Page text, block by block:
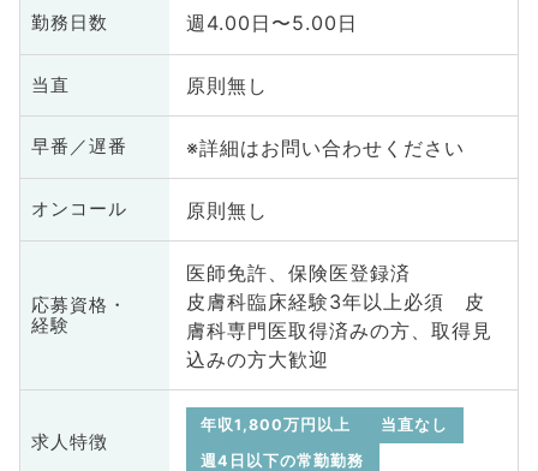
勤務日数 週4.00日〜5.00日
当直 原則無し
早番／遅番 ※詳細はお問い合わせください
オンコール 原則無し
応募資格・
経験
医師免許、保険医登録済
皮膚科臨床経験3年以上必須 皮
膚科専門医取得済みの方、取得見
込みの方大歓迎
求人特徴
年収1,800万円以上
当直なし
週4日以下の常勤勤務